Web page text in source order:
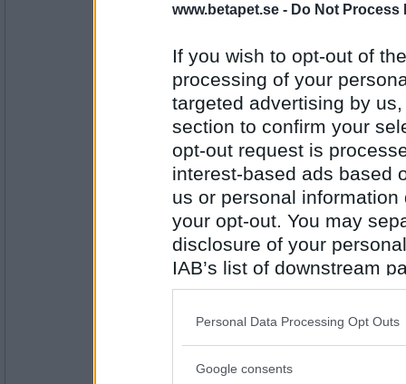
www.betapet.se - Do Not Process
If you wish to opt-out of
processing of your
targeted advertising by
section to confirm your
opt-out request is
interest-based ads based
us or personal
your opt-out. You may
disclosure of your
IAB’s list of downstream
also be disclosed by us
Downstream Participants
Please note that this
Personal Data Processing Opt Outs
Google consents
annasöt
Antal inlägg: 10
Antal inlägg:
1183
Plats annons